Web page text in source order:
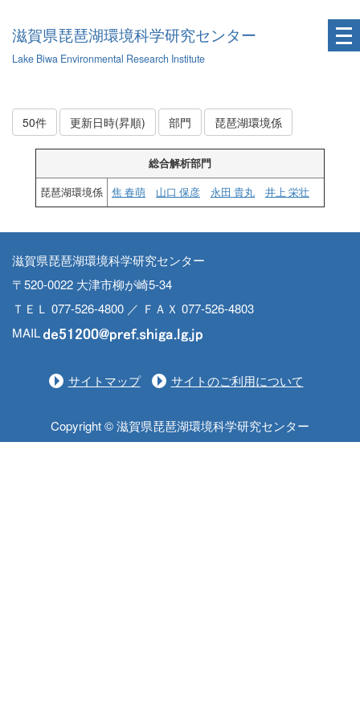
滋賀県琵琶湖環境科学研究センター
Lake Biwa Environmental Research Institute
50件 更新日時(昇順) 部門 琵琶湖環境係
総合解析部門
琵琶湖環境係
焦 春萌 山口 保彦 永田 貴丸 井上 栄壮
滋賀県琵琶湖環境科学研究センター
〒520-0022 大津市柳が崎5-34
ＴＥＬ 077-526-4800 ／ ＦＡＸ 077-526-4803
MAIL
サイトマップ サイトのご利用について
Copyright © 滋賀県琵琶湖環境科学研究センター